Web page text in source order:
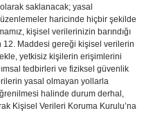
saklanacak; yasal
haricinde hiçbir şekilde
kişisel verilerinizin barındığı
12. Maddesi gereği kişisel verilerin
yetkisiz kişilerin erişimlerini
tedbirleri ve fiziksel güvenlik
yasal olmayan yollarla
halinde durum derhal,
Kişisel Verileri Koruma Kurulu’na